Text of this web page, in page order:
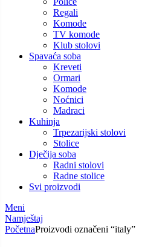
Regali
Komode
TV komode
Klub stolovi
Spavaća soba
Kreveti
Ormari
Komode
Noćnici
Madraci
Kuhinja
Trpezarijski stolovi
Stolice
Dječija soba
Radni stolovi
Radne stolice
Svi proizvodi
Meni
Namještaj
PočetnaProizvodi označeni “italy”